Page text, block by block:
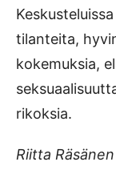
tilanteita,
kokemuksia,
rikoksia.
Riitta Räsänen